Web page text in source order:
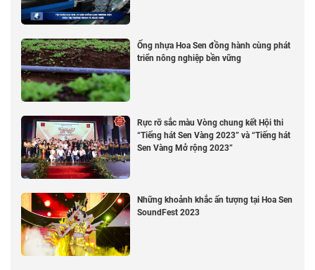
Ống nhựa Hoa Sen đồng hành cùng phát
triển nông nghiệp bền vững
Rực rỡ sắc màu Vòng chung kết Hội thi
“Tiếng hát Sen Vàng 2023” và “Tiếng hát
Sen Vàng Mở rộng 2023”
Những khoảnh khắc ấn tượng tại Hoa Sen
SoundFest 2023